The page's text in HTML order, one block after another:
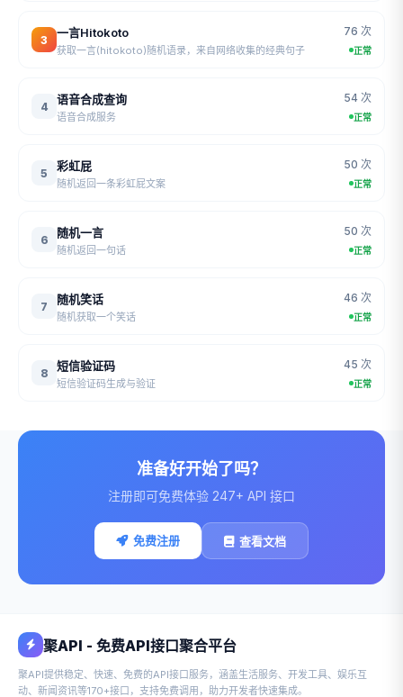
3
一言Hitokoto
获取一言(hitokoto)随机语录，来自网络收集的经典句子
76 次
正常
4
语音合成查询
语音合成服务
54 次
正常
5
彩虹屁
随机返回一条彩虹屁文案
50 次
正常
6
随机一言
随机返回一句话
50 次
正常
7
随机笑话
随机获取一个笑话
46 次
正常
8
短信验证码
短信验证码生成与验证
45 次
正常
准备好开始了吗？
注册即可免费体验 247+ API 接口
免费注册 查看文档
聚API - 免费API接口聚合平台
聚API提供稳定、快速、免费的API接口服务，涵盖生活服务、开发工具、娱乐互
动、新闻资讯等170+接口，支持免费调用，助力开发者快速集成。